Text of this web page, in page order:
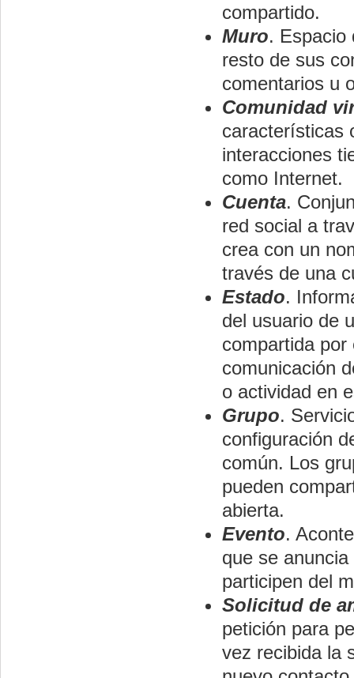
compartido.
Muro. Espacio
resto de sus
comentarios u
Comunidad
características
interacciones
como Internet.
Cuenta.
red social a
crea con un
través de una
Estado.
del usuario de
compartida
comunicación
o actividad en
Grupo.
configuración
común. Los
pueden
abierta.
Evento.
que se
participen del
Solicitud de
petición para
vez recibida la